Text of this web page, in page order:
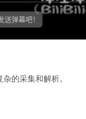
的采集和解析。